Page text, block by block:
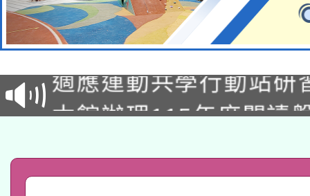
本校115學年度第2次
招甄選結果公告(無人
招)
適應運動共學行動站研
本館辦理115年度閱讀
礎課程
A3數位素養講師名單